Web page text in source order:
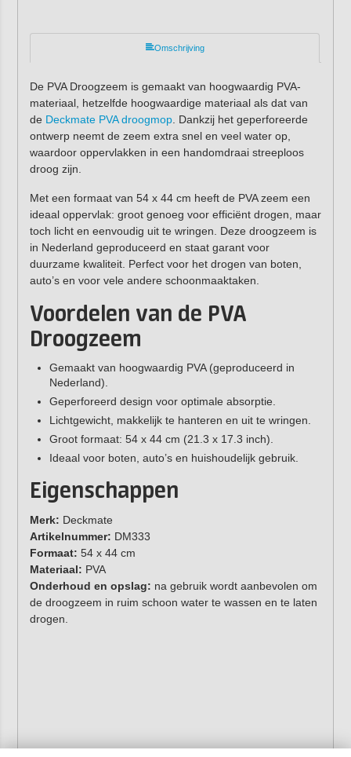
Omschrijving
De PVA Droogzeem is gemaakt van hoogwaardig PVA-
materiaal, hetzelfde hoogwaardige materiaal als dat van
de Deckmate PVA droogmop. Dankzij het geperforeerde
ontwerp neemt de zeem extra snel en veel water op,
waardoor oppervlakken in een handomdraai streeploos
droog zijn.
Met een formaat van 54 x 44 cm heeft de PVA zeem een
ideaal oppervlak: groot genoeg voor efficiënt drogen, maar
toch licht en eenvoudig uit te wringen. Deze droogzeem is
in Nederland geproduceerd en staat garant voor
duurzame kwaliteit. Perfect voor het drogen van boten,
auto’s en voor vele andere schoonmaaktaken.
Voordelen van de PVA
Droogzeem
Gemaakt van hoogwaardig PVA (geproduceerd in
Nederland).
Geperforeerd design voor optimale absorptie.
Lichtgewicht, makkelijk te hanteren en uit te wringen.
Groot formaat: 54 x 44 cm (21.3 x 17.3 inch).
Ideaal voor boten, auto’s en huishoudelijk gebruik.
Eigenschappen
Merk: Deckmate
Artikelnummer: DM333
Formaat: 54 x 44 cm
Materiaal: PVA
Onderhoud en opslag: na gebruik wordt aanbevolen om
de droogzeem in ruim schoon water te wassen en te laten
drogen.